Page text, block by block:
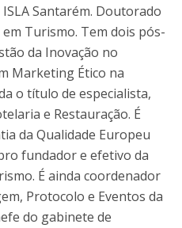
Santarém. Doutorado
Turismo. Tem dois pós-
da Inovação no
Marketing Ético na
o título de especialista,
e Restauração. É
da Qualidade Europeu
fundador e efetivo da
É ainda coordenador
Protocolo e Eventos da
do gabinete de